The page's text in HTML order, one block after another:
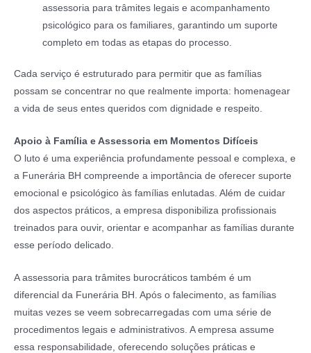
assessoria para trâmites legais e acompanhamento
psicológico para os familiares, garantindo um suporte
completo em todas as etapas do processo.
Cada serviço é estruturado para permitir que as famílias
possam se concentrar no que realmente importa: homenagear
a vida de seus entes queridos com dignidade e respeito.
Apoio à Família e Assessoria em Momentos Difíceis
O luto é uma experiência profundamente pessoal e complexa, e
a Funerária BH compreende a importância de oferecer suporte
emocional e psicológico às famílias enlutadas. Além de cuidar
dos aspectos práticos, a empresa disponibiliza profissionais
treinados para ouvir, orientar e acompanhar as famílias durante
esse período delicado.
A assessoria para trâmites burocráticos também é um
diferencial da Funerária BH. Após o falecimento, as famílias
muitas vezes se veem sobrecarregadas com uma série de
procedimentos legais e administrativos. A empresa assume
essa responsabilidade, oferecendo soluções práticas e